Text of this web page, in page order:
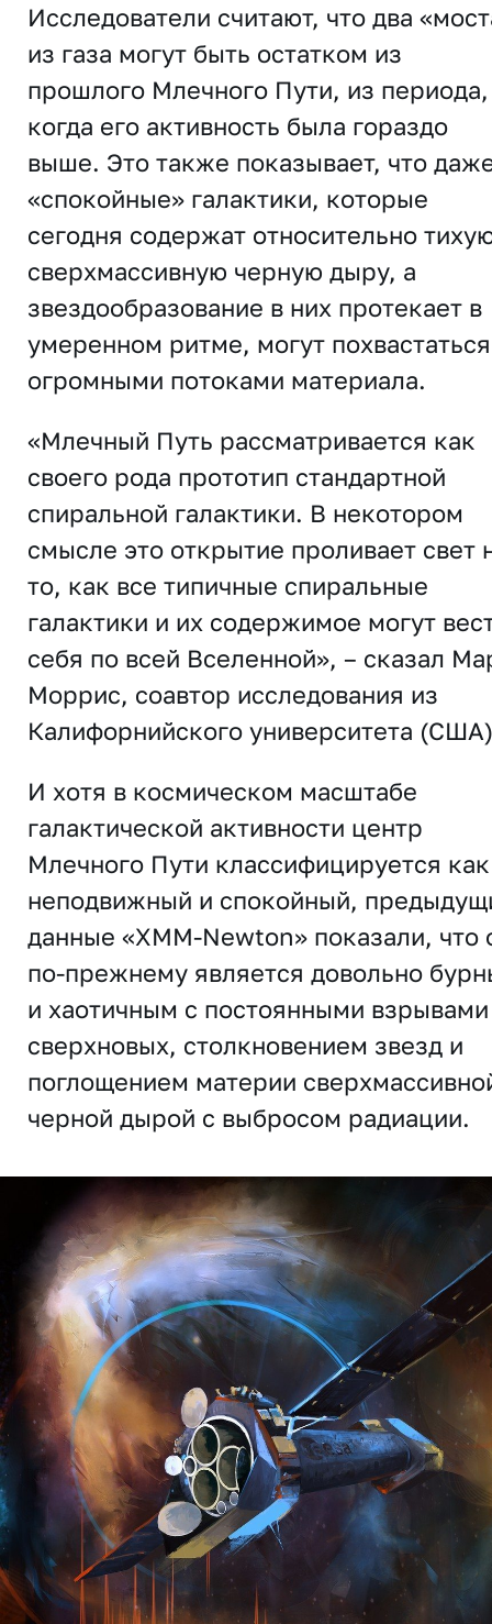
Исследователи считают, что два
из газа могут быть остатком из
прошлого Млечного Пути, из периода,
когда его активность была гораздо
выше. Это также показывает, что
«спокойные» галактики, которые
сегодня содержат относительно
сверхмассивную черную дыру, а
звездообразование в них протекает в
умеренном ритме, могут похвастаться
огромными потоками материала.
«Млечный Путь рассматривается как
своего рода прототип стандартной
спиральной галактики. В некотором
смысле это открытие проливает свет
то, как все типичные спиральные
галактики и их содержимое могут
себя по всей Вселенной», – сказал
Моррис, соавтор исследования из
Калифорнийского университета
И хотя в космическом масштабе
галактической активности центр
Млечного Пути классифицируется как
неподвижный и спокойный,
данные «XMM-Newton» показали, что
по-прежнему является довольно
и хаотичным с постоянными взрывами
сверхновых, столкновением звезд и
поглощением материи
черной дырой с выбросом радиации.